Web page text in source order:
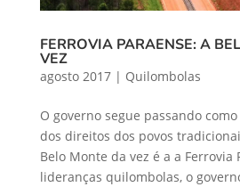
FERROVIA PARAENSE: A
VEZ
agosto 2017| Quilombolas
O governo segue passando
dos direitos dos povos
Belo Monte da vez é a a Ferrovia
lideranças quilombolas, o